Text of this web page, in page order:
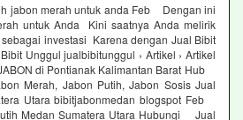
jabon merah untuk anda Feb Dengan ini
untuk Anda Kini saatnya Anda melirik
investasi Karena dengan Jual Bibit
Unggul jualbibitunggul › Artikel › Artikel
di Pontianak Kalimantan Barat Hub
Merah, Jabon Putih, Jabon Sosis Jual
Utara bibitjabonmedan blogspot Feb
Medan Sumatera Utara Hubungi Jual